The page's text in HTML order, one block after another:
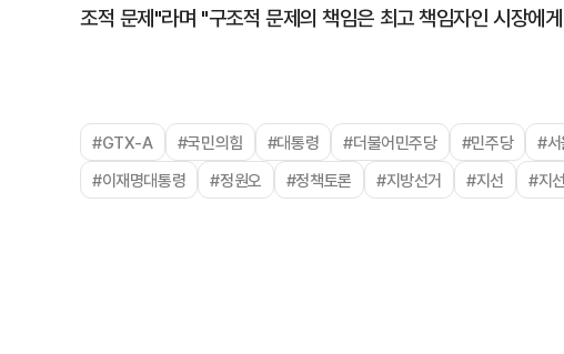
조적 문제"라며 "구조적 문제의 책임은 최고 책임자인 시장에
#GTX-A #국민의힘 #대통령 #더불어민주당 #민주당 #서
#이재명대통령
#정원오 #정책토론 #지방선거 #지선 #지